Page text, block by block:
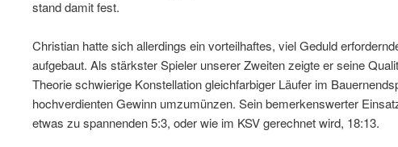
stand damit fest.
Christian hatte sich allerdings ein vorteilhaftes, viel Geduld
aufgebaut. Als stärkster Spieler unserer Zweiten zeigte er seine
Theorie schwierige Konstellation gleichfarbiger Läufer im
hochverdienten Gewinn umzumünzen. Sein bemerkenswerter
etwas zu spannenden 5:3, oder wie im KSV gerechnet wird, 18:13.